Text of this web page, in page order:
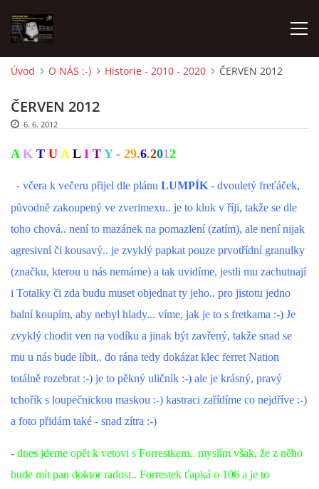
FRETKY V ÚTULKU
K ADOPCI
V PÉČI
VIRTUÁLNÍ ADOPCE
V NOVÝCH DOMOVECH
DFD - DOMOV FRETČÍCH DŮCHODCŮ
PODMÍNKY PŘEVZETÍ FRETKY.
O FRETCE
Úvod O NÁS :-) Historie - 2010 - 2020 ČERVEN 2012
ČERVEN 2012
6. 6. 2012
AK T U A L I T Y- 29.6.2012
- včera k večeru přijel dle plánu LUMPÍK - dvouletý freťáček,
původně zakoupený ve zverimexu.. je to kluk v říji, takže se dle
toho chová.. není to mazánek na pomazlení (zatím), ale není nijak
agresivní či kousavý.. je zvyklý papkat pouze prvotřídní granulky
(značku, kterou u nás nemáme) a tak uvidíme, jestli mu zachutnají
i Totalky či zda budu muset objednat ty jeho.. pro jistotu jedno
balní koupím, aby nebyl hlady... víme, jak je to s fretkama :-) Je
zvyklý chodit ven na vodíku a jinak být zavřený, takže snad se
mu u nás bude líbit.. do rána tedy dokázat klec ferret Nation
totálně rozebrat :-) je to pěkný uličník :-) ale je krásný, pravý
tchořík s loupečnickou maskou :-) kastraci zařídíme co nejdříve :-)
a foto přidám také - snad zítra :-)
- dnes jdeme opět k vetovi s Forrestkem.. myslím však, že z něho
bude mít pan doktor radost.. Forrestek ťapká o 106 a je to